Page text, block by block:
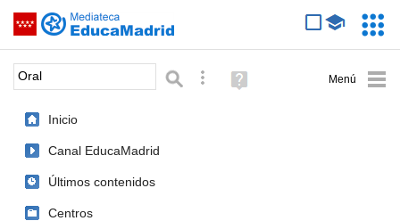
Saltar navegación
Palabra o frase: Búsqueda avanzada
Ayuda
(en
Inicio
Canal EducaMadrid
Últimos contenidos
Centros